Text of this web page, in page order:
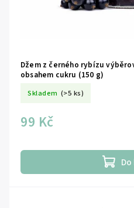
Džem z černého rybízu
obsahem cukru (150 g)
Skladem (>5 ks)
99 Kč